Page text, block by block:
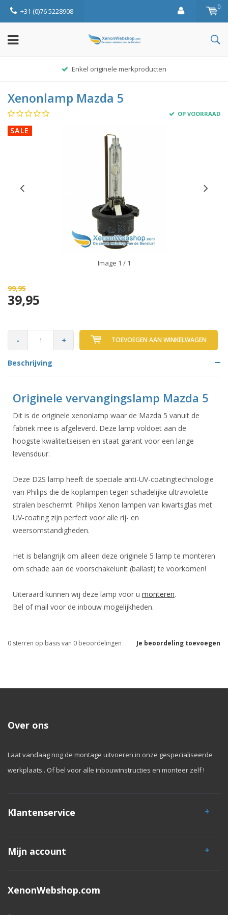
+31 (0)76 5228908 0
Enkel originele merkproducten
Xenonlamp Mazda 5
OP VOORRAAD
SALE
Image 1 / 1
99,95
39,95
- + TOEVOEGEN AAN WINKELWAGEN
Beschrijving
Originele vervangingslamp Mazda 5
Dit is de originele xenonlamp waar de Mazda 5 vanuit de
fabriek mee is afgeleverd. Deze lamp voldoet aan de
hoogste kwaliteitseisen en staat garant voor een lange
levensduur.
Deze D2S lamp heeft de speciale anti-UV-coatingtechnologie
van Philips die de koplampen tegen schadelijke ultraviolette
stralen beschermt. Philips Xenon lampen van kwartsglas met
UV-coating zijn perfect voor alle rij- en
weersomstandigheden.
Het is belangrijk om alleen deze originele 5 lamp te monteren
om schade aan de voorschakelunit (ballast) te voorkomen!
Uiteraard kunnen wij deze lamp voor u monteren.
Bel of mail voor de inbouw mogelijkheden.
Je beoordeling toevoegen
0 sterren op basis van 0 beoordelingen
Over ons
Laat vandaag nog de montage uitvoeren in onze gespecialiseerde
werkplaats . Of bel voor alle inbouwinstructies en monteer zelf !
Klantenservice
Mijn account
XenonWebshop.com